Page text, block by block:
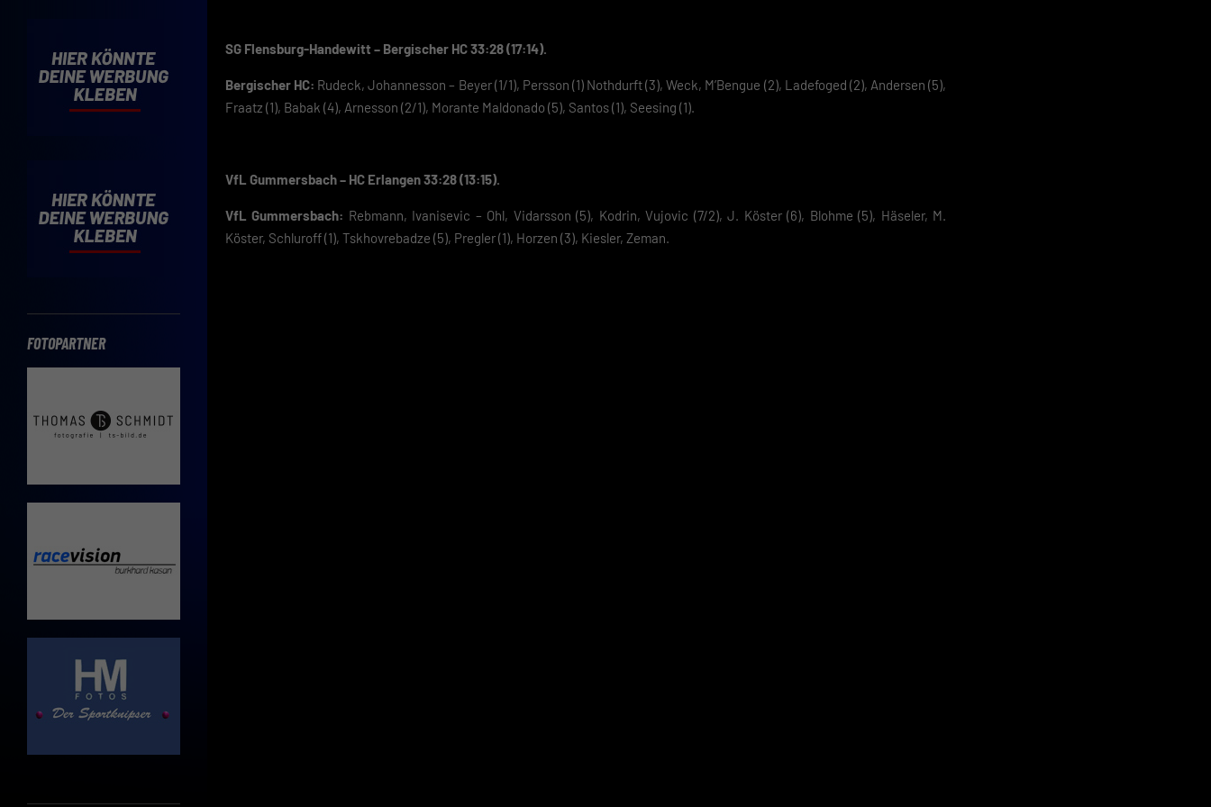
FOTOPARTNER
SG Flensburg-Handewitt – Bergischer HC 33:28 (17:14).
Bergischer HC: Rudeck, Johannesson – Beyer (1/1), Persson (1) Nothdurft (3), Weck, M’Bengue (2), Ladefoged (2), Andersen (5),
Fraatz (1), Babak (4), Arnesson (2/1), Morante Maldonado (5), Santos (1), Seesing (1).
VfL Gummersbach – HC Erlangen 33:28 (13:15).
VfL Gummersbach: Rebmann, Ivanisevic – Ohl, Vidarsson (5), Kodrin, Vujovic (7/2), J. Köster (6), Blohme (5), Häseler, M.
Köster, Schluroff (1), Tskhovrebadze (5), Pregler (1), Horzen (3), Kiesler, Zeman.
Wenn du unter 16 Jahre alt bist und deine Zustimmung zu freiwilligen Diensten geben
möchtest, musst du deine Erziehungsberechtigten um Erlaubnis bitten.
Hier finden Sie eine Übersicht über alle verwendeten Cookies. Sie können Ihre
Einwilligung zu ganzen Kategorien geben oder sich weitere Informationen anzeigen
lassen und so nur bestimmte Cookies auswählen.
Datenschutzeinstellungen
Essenzielle Cookies ermöglichen grundlegende Funktionen und sind für die einwandfreie
Funktion der Website erforderlich.